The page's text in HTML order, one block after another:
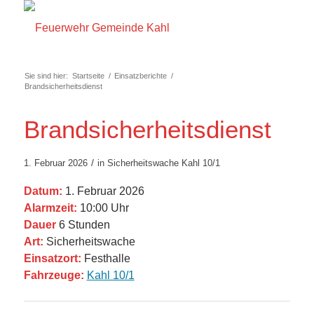
Sie sind hier: Startseite / Einsatzberichte /
Brandsicherheitsdienst
Brandsicherheitsdienst
1. Februar 2026 / in Sicherheitswache Kahl 10/1
Datum: 1. Februar 2026
Alarmzeit: 10:00 Uhr
Dauer6 Stunden
Art: Sicherheitswache
Einsatzort: Festhalle
Fahrzeuge: Kahl 10/1